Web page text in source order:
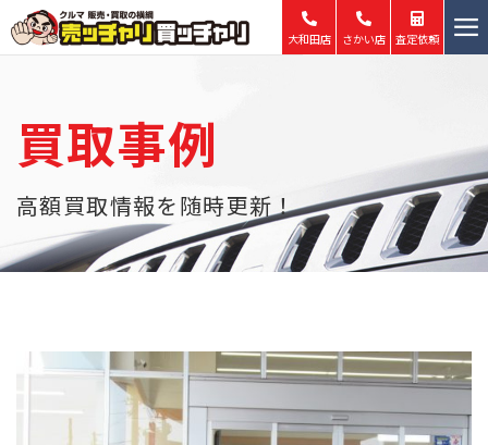
買取
販売
最新買取事例
中古車査定・買取情報
会社概要
大和田店 さかい店 査定依頼
買取事例
高額買取情報を随時更新！